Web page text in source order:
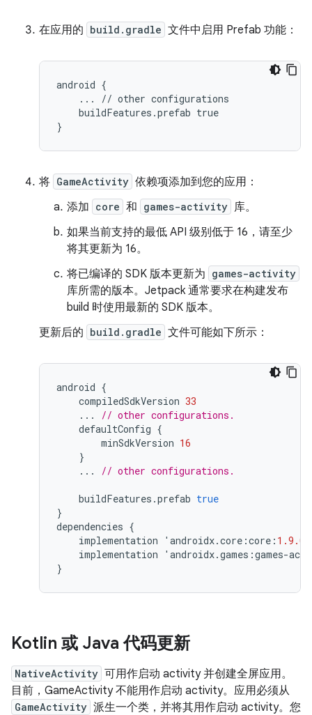
在应用的 build.gradle 文件中启用 Prefab 功能：
android {
    ... // other configurations
    buildFeatures.prefab true
将 GameActivity 依赖项添加到您的应用：
添加 core 和 games-activity 库。
如果当前支持的最低 API 级别低于 16，请至少
将其更新为 16。
将已编译的 SDK 版本更新为 games-activity
库所需的版本。Jetpack 通常要求在构建发布
build 时使用最新的 SDK 版本。
更新后的 build.gradle 文件可能如下所示：
android {
compiledSdkVersion 33
...
// other configurations.
defaultConfig {
minSdkVersion 16
}
...
// other configurations.
buildFeatures .prefab true
}
dependencies {
implementation
' androidx.core :core : 1.9.0
implementation
' androidx.games :games-
}
Kotlin 或 Java 代码更新
NativeActivity 可用作启动 activity 并创建全屏应用。
目前，GameActivity 不能用作启动 activity。 应用必须从
GameActivity 派生一个类，并将其用作启动 activity。您